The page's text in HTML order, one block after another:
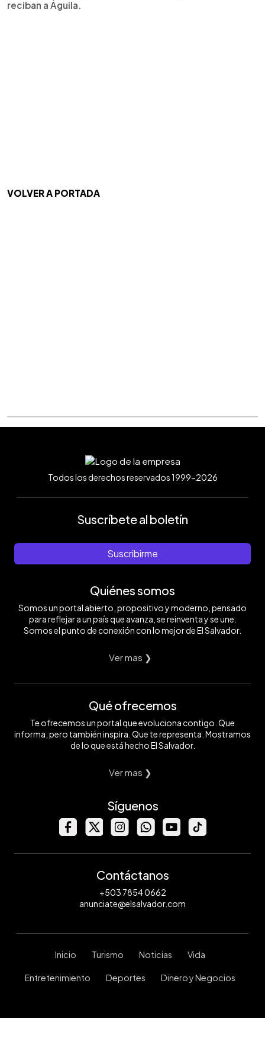
reciban a Águila.
VOLVER A PORTADA
Todos los derechos reservados 1999-2026
Suscríbete al boletín
Suscribirme
Quiénes somos
Somos un portal abierto, propositivo y moderno, pensado
para reflejar a un país que avanza, se reinventa y se une.
Somos el punto de conexión con lo mejor de El Salvador.
Ver mas ❯
Qué ofrecemos
Te ofrecemos un portal que evoluciona contigo. Que
informa, pero también inspira. Que te representa. Mostramos
de lo que está hecho El Salvador.
Ver mas ❯
Síguenos
Contáctanos
+503 7854 0662
anunciate@elsalvador.com
Inicio Turismo Noticias Vida
Entretenimiento Deportes Dinero y Negocios